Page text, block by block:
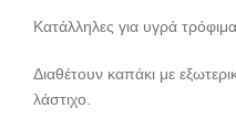
Κατάλληλες για υγρά
Διαθέτουν καπάκι με
λάστιχο.